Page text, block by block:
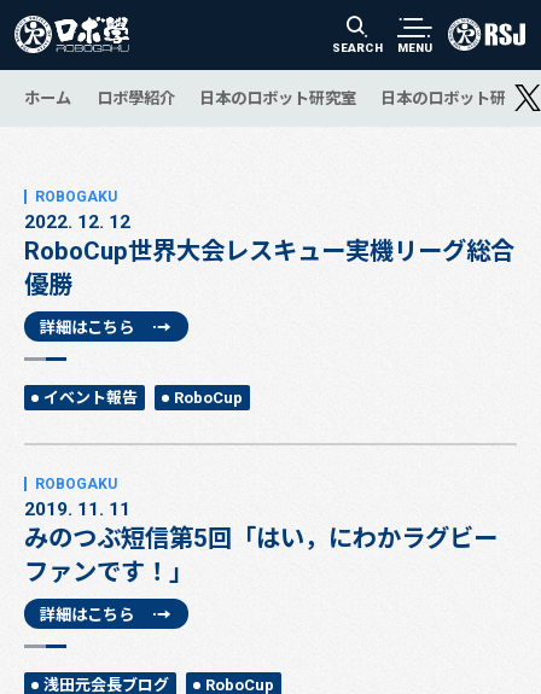
SEARCH MENU
ホーム ロボ學紹介 日本のロボット研究室 日本のロボット研究
2022. 12. 12
RoboCup世界大会レスキュー実機リーグ総合
優勝
詳細はこちら
イベント報告 RoboCup
2019. 11. 11
みのつぶ短信第5回「はい，にわかラグビー
ファンです！」
詳細はこちら
浅田元会長ブログ RoboCup